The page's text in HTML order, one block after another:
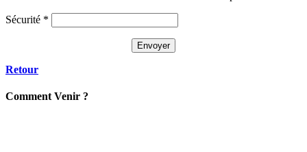
Sécurité *
Retour
Comment Venir ?